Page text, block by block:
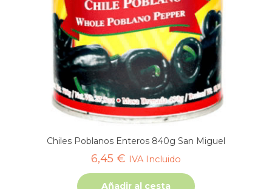
Chiles Poblanos Enteros 840g San Miguel
6,45 € IVA Incluido
Añadir al cesta